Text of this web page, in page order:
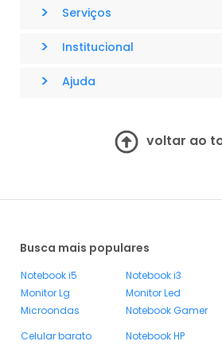
> Serviços
> Institucional
> Ajuda
voltar ao
Busca mais populares
Notebook i5 Notebook i3
Monitor Lg
Monitor Led
Microondas
Notebook Gamer
Celular barato
Notebook HP